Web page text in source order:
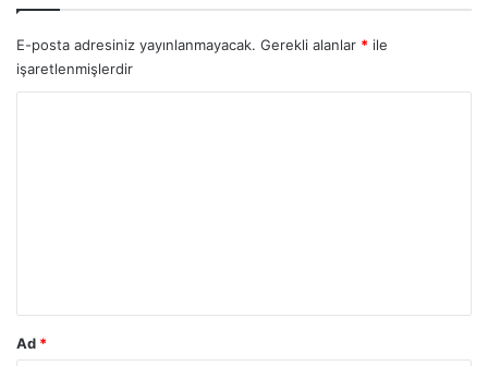
E-posta adresiniz yayınlanmayacak. Gerekli alanlar * ile
işaretlenmişlerdir
Ad *